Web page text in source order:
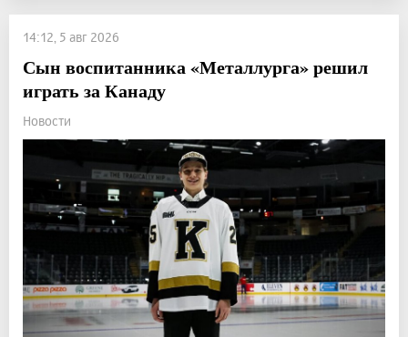
14:12, 5 авг 2026
Сын воспитанника «Металлурга» решил
играть за Канаду
Новости